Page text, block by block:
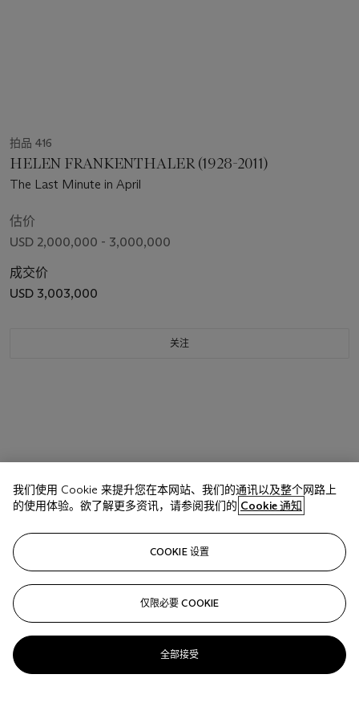
拍品 416
HELEN FRANKENTHALER (1928-2011)
The Last Minute in April
估价
USD 2,000,000 - 3,000,000
成交价
USD 3,003,000
关注
我们使用 Cookie 来提升您在本网站、我们的通讯以及整个网路上
的使用体验。欲了解更多资讯，请参阅我们的 Cookie 通知
COOKIE 设置
仅限必要 COOKIE
全部接受